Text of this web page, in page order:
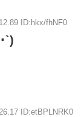
ID:hkx/fhNF0
`)
ID:etBPLNRK0